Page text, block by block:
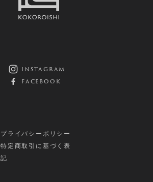
instagram
facebook
プライバシーポリシー
特定商取引に基づく表
記